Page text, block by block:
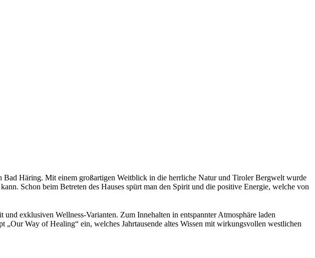
Bad Häring. Mit einem großartigen Weitblick in die herrliche Natur und Tiroler Bergwelt wurde
Schon beim Betreten des Hauses spürt man den Spirit und die positive Energie, welche von
exklusiven Wellness-Varianten. Zum Innehalten in entspannter Atmosphäre laden
Way of Healing“ ein, welches Jahrtausende altes Wissen mit wirkungsvollen westlichen